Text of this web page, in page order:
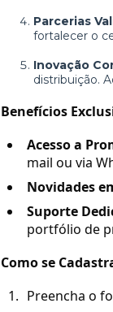
Parcerias
fortalecer o
Inovação
distribuição.
Benefícios
Acesso a
mail ou via
Novidades
Suporte
portfólio de
Como se
Preencha o